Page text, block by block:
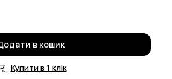
в кошик
Купити в 1 клік